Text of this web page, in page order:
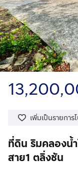
เพิ่มเป็นรายการ
ที่ดิน ริมคลองน้
สาย1 ตลิ่งชัน